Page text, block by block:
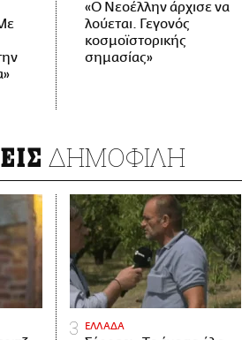
«Ο Νεοέλλην άρχισε να
λούεται. Γεγονός
κοσμοϊστορικής
σημασίας»
ΔΗΜΟΦΙΛΗ
ΕΛΛΑΔΑ